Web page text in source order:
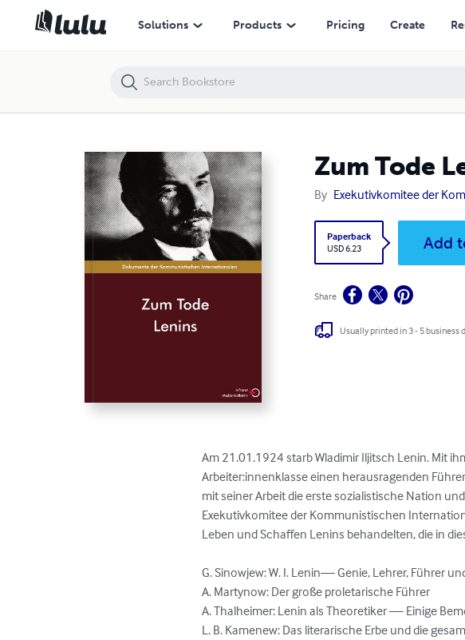
Solutions Products Pricing Create
Zum Tode
By Exekutivkomitee der
Paperback
USD 6.23
Add
Share
Usually printed in 3 - 5 business
Am 21.01.1924 starb Wladimir Iljitsch Lenin. Mit
Arbeiter:innenklasse einen herausragenden
mit seiner Arbeit die erste sozialistische Nation
Exekutivkomitee der Kommunistischen
Leben und Schaffen Lenins behandelten, die in
G. Sinowjew: W. I. Lenin— Genie, Lehrer, Führer
A. Martynow: Der große proletarische Führer
A. Thalheimer: Lenin als Theoretiker — Einige
L. B. Kamenew: Das literarische Erbe und die
Zum Tode Lenins